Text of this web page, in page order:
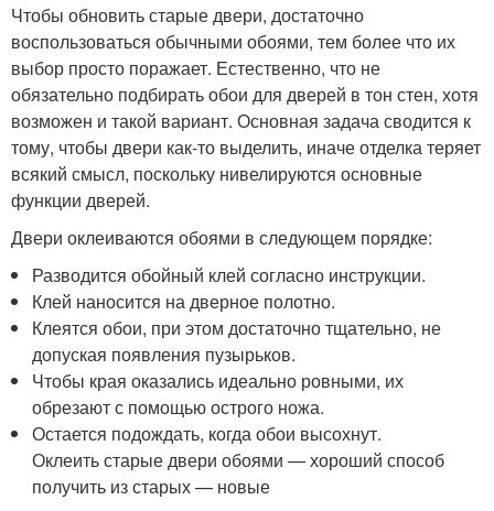
Чтобы обновить старые двери, достаточно
воспользоваться обычными обоями, тем более что их
выбор просто поражает. Естественно, что не
обязательно подбирать обои для дверей в тон стен, хотя
возможен и такой вариант. Основная задача сводится к
тому, чтобы двери как-то выделить, иначе отделка теряет
всякий смысл, поскольку нивелируются основные
функции дверей.
Двери оклеиваются обоями в следующем порядке:
Разводится обойный клей согласно инструкции.
Клей наносится на дверное полотно.
Клеятся обои, при этом достаточно тщательно, не
допуская появления пузырьков.
Чтобы края оказались идеально ровными, их
обрезают с помощью острого ножа.
Остается подождать, когда обои высохнут.
Оклеить старые двери обоями — хороший способ
получить из старых — новые